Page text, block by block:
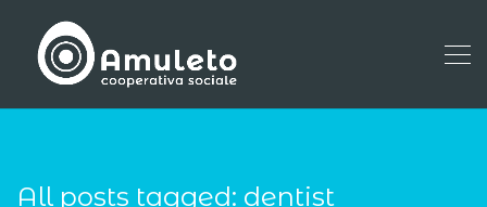
All posts tagged: dentist